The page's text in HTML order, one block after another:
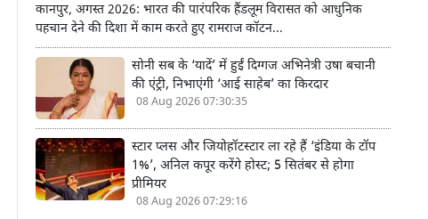
कानपुर, अगस्त 2026: भारत की पारंपरिक हैंडलूम विरासत को आधुनिक
पहचान देने की दिशा में काम करते हुए रामराज कॉटन...
सोनी सब के ‘यादें’ में हुईं दिग्गज अभिनेत्री उषा बचानी
की एंट्री, निभाएंगी ‘आई साहेब’ का किरदार
08 Aug 2026 07:30:35
स्टार प्लस और जियोहॉटस्टार ला रहे हैं ‘इंडिया के टॉप
1%’, अनिल कपूर करेंगे होस्ट; 5 सितंबर से होगा
प्रीमियर
08 Aug 2026 07:29:16